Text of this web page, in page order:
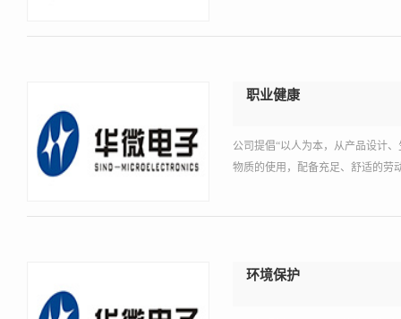
职业健康
公司提倡“以人为本，从产品设计
物质的使用，配备充足、舒适的劳
环境保护